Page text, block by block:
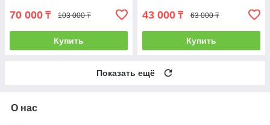
70 000 ₸ 103 000 ₸
Купить
43 000 ₸ 63 000 ₸
Купить
Показать ещё
О нас